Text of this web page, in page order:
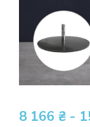
8 166 ₴ -